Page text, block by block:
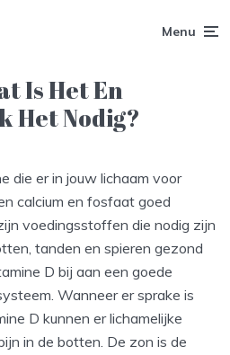
Menu
Is Het En
Het Nodig?
die er in jouw lichaam voor
calcium en fosfaat goed
voedingsstoffen die nodig zijn
tanden en spieren gezond
D bij aan een goede
Wanneer er sprake is
D kunnen er lichamelijke
in de botten. De zon is de